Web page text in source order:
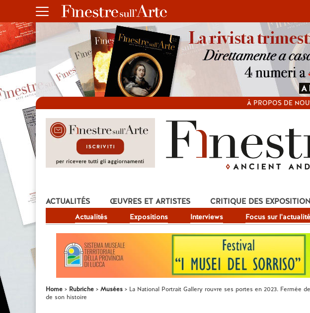
À PROPOS DE
ACTUALITÉS
Actualités Expositions Interviews Focus sur l'actualité
ŒUVRES ET ARTISTES CRITIQUE DES
Home Rubriche Musées
La National Portrait Gallery rouvre ses portes en 2023. Fermée
de son histoire